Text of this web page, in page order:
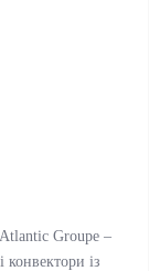
Groupe –
конвектори із